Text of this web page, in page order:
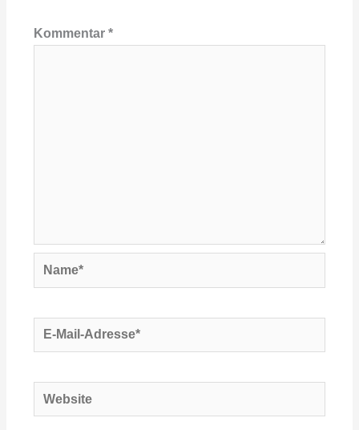
Kommentar *
Name*
E-
Mail-
Website